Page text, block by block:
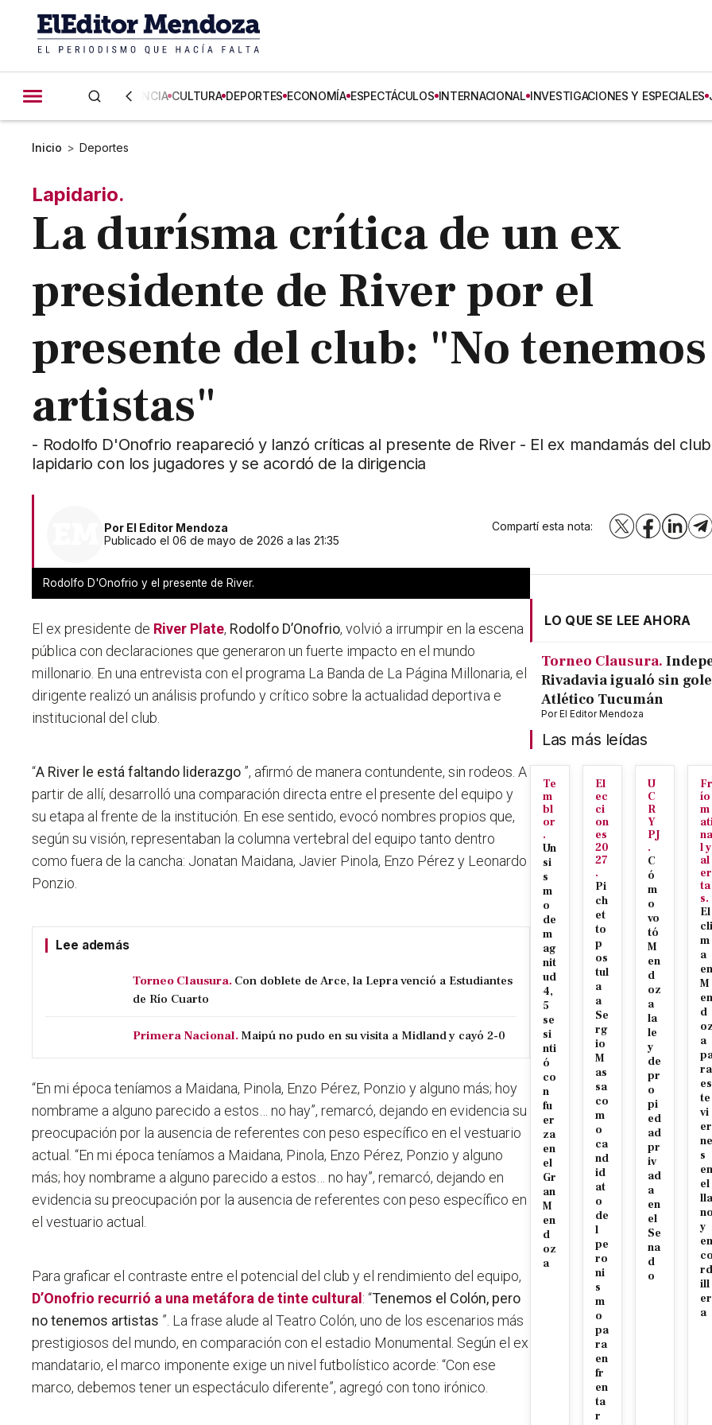
CIENCIA CULTURA DEPORTES ECONOMÍA ESPECTÁCULOS INTERNACIONAL INVESTIGACIONES Y ESPECIALES
Inicio > Deportes
Lapidario.
La durísma crítica de un ex
presidente de River por el
presente del club: "No tenemos
artistas"
- Rodolfo D'Onofrio reapareció y lanzó críticas al presente de River - El ex mandamás del
lapidario con los jugadores y se acordó de la dirigencia
Por El Editor Mendoza
Publicado el 06 de mayo de 2026 a las 21:35
Compartí esta nota: X Facebook
Rodolfo D'Onofrio y el presente de River.
El ex presidente de River Plate, Rodolfo D’Onofrio, volvió a irrumpir en la escena
pública con declaraciones que generaron un fuerte impacto en el mundo
millonario. En una entrevista con el programa La Banda de La Página Millonaria, el
dirigente realizó un análisis profundo y crítico sobre la actualidad deportiva e
institucional del club.
“A River le está faltando liderazgo ”, afirmó de manera contundente, sin rodeos. A
partir de allí, desarrolló una comparación directa entre el presente del equipo y
su etapa al frente de la institución. En ese sentido, evocó nombres propios que,
según su visión, representaban la columna vertebral del equipo tanto dentro
como fuera de la cancha: Jonatan Maidana, Javier Pinola, Enzo Pérez y Leonardo
Ponzio.
Lee además
Torneo Clausura. Con doblete de Arce, la Lepra venció a Estudiantes
de Río Cuarto
Primera Nacional. Maipú no pudo en su visita a Midland y cayó 2-0
“En mi época teníamos a Maidana, Pinola, Enzo Pérez, Ponzio y alguno más; hoy
nombrame a alguno parecido a estos… no hay”, remarcó, dejando en evidencia su
preocupación por la ausencia de referentes con peso específico en el vestuario
actual.“En mi época teníamos a Maidana, Pinola, Enzo Pérez, Ponzio y alguno
más; hoy nombrame a alguno parecido a estos… no hay”, remarcó, dejando en
evidencia su preocupación por la ausencia de referentes con peso específico en
el vestuario actual.
Para graficar el contraste entre el potencial del club y el rendimiento del equipo,
D’Onofrio recurrió a una metáfora de tinte cultural : “Tenemos el Colón, pero
no tenemos artistas ”. La frase alude al Teatro Colón, uno de los escenarios más
prestigiosos del mundo, en comparación con el estadio Monumental. Según el ex
mandatario, el marco imponente exige un nivel futbolístico acorde: “Con ese
marco, debemos tener un espectáculo diferente”, agregó con tono irónico.
LO QUE SE LEE AHORA
Torneo Clausura.
Rivadavia igualó sin
Atlético Tucumán
PorEl Editor Mendoza
Las más leídas
Te
m
bl
or
.
Un
si
s
m
o
de
m
ag
nit
ud
4,
5
se
si
nti
ó
co
n
fu
er
za
en
el
Gr
an
M
en
d
oz
a
El
ec
ci
on
es
20
27
.
Pi
ch
et
to
p
os
tul
a
a
Se
rg
io
M
as
sa
co
m
o
ca
nd
id
at
o
de
l
pe
ro
ni
s
m
o
pa
ra
en
fr
en
ta
r
U
C
R
Y
PJ
.
C
ó
m
o
vo
tó
M
en
d
oz
a
la
le
y
de
pr
o
pi
ed
ad
pr
iv
ad
a
en
el
Se
na
d
o
Fr
ío
m
na
l y
al
er
ta
s.
El
cli
m
a
en
M
en
d
a
ra
es
te
vi
er
ne
s
en
el
lla
y
en
rd
ill
er
a